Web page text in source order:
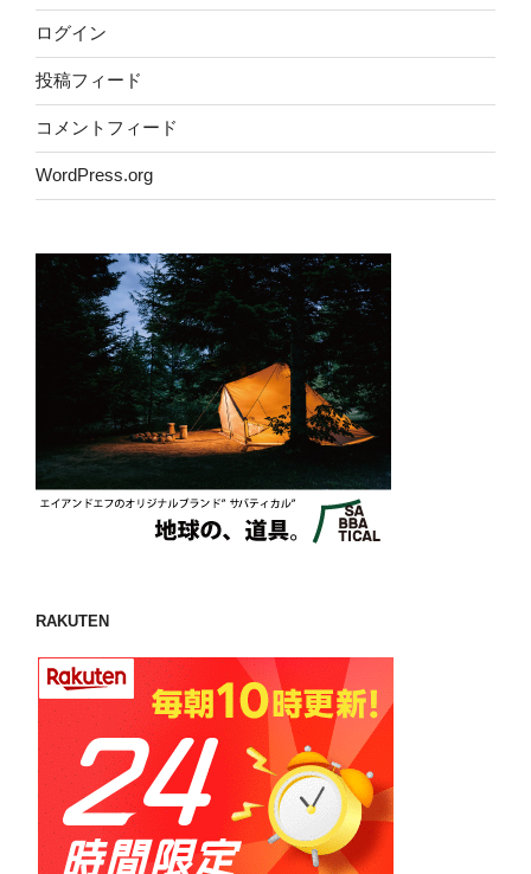
ログイン
投稿フィード
コメントフィード
WordPress.org
RAKUTEN